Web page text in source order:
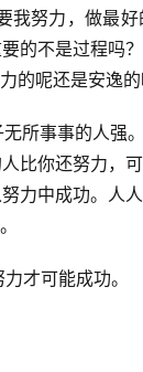
努力，做最
的不是过程吗
的呢还是安逸的
所事事的人强
比你还努力，
力中成功。人
才可能成功。